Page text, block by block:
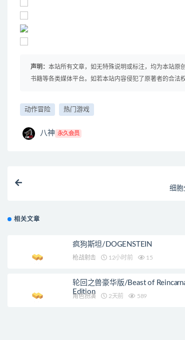
声明： 本站所有文章，如无特殊说明或标注，均为本站原
书籍等各类媒体平台。如若本站内容侵犯了原著者的合法
动作冒险 热门游戏
八神 永久会员
细胞
相关文章
疯狗斯坦/DOGENSTEIN
枪战射击 12小时前 15
轮回之兽豪华版/Beast of
Edition
角色扮演 2天前 589